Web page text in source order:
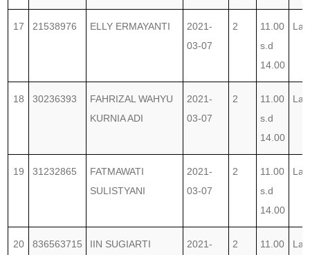
17 21538976 ELLY ERMAYANTI
2021-
03-07
2
11.00
s.d
14.00
18 30236393
FAHRIZAL WAHYU
KURNIA ADI
2021-
03-07
2
11.00
s.d
14.00
19 31232865
FATMAWATI
SULISTYANI
2021-
03-07
2
11.00
s.d
14.00
20 836563715 IIN SUGIARTI
2021-
2
11.00